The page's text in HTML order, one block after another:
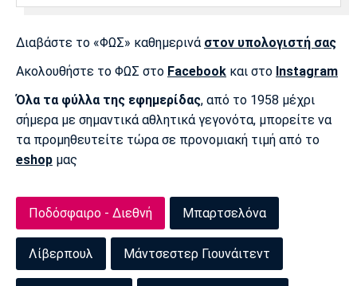
Διαβάστε το «ΦΩΣ» καθημερινά στον υπολογιστή σας
Ακολουθήστε το ΦΩΣ στο Facebook και στο Instagram
Όλα τα φύλλα της εφημερίδας, από το 1958 μέχρι
σήμερα με σημαντικά αθλητικά γεγονότα, μπορείτε να
τα προμηθευτείτε τώρα σε προνομιακή τιμή από το
eshop μας
Ποδόσφαιρο - Διεθνή Μπαρτσελόνα
Λίβερπουλ Μάντσεστερ Γιουνάιτεντ